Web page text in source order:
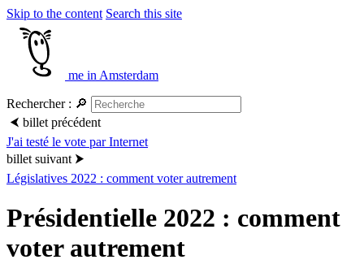
Skip to the content Search this site
me in Amsterdam
Rechercher : 🔎
⮜ billet précédent
J'ai testé le vote par Internet
billet suivant ⮞
Législatives 2022 : comment voter autrement
Présidentielle 2022 : comment
voter autrement